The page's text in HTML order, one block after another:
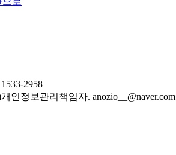
2958
개인정보관리책임자. anozio__@naver.com